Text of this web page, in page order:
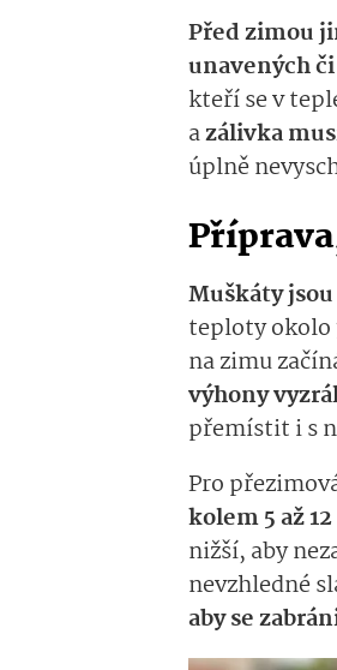
Před zimou
unavených
kteří se v
azálivka
úplně
Muškáty
teploty okolo
na zimu
výhony
přemístit i s
Pro
kolem 5 až
nižší, aby
nevzhledné
aby se